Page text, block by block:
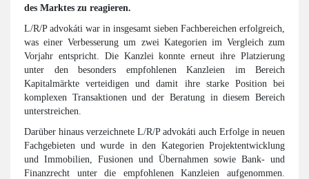
des Marktes zu reagieren.
L/R/P advokáti war in insgesamt sieben Fachbereichen erfolgreich,
was einer Verbesserung um zwei Kategorien im Vergleich zum
Vorjahr entspricht. Die Kanzlei konnte erneut ihre Platzierung
unter den besonders empfohlenen Kanzleien im Bereich
Kapitalmärkte verteidigen und damit ihre starke Position bei
komplexen Transaktionen und der Beratung in diesem Bereich
unterstreichen.
Darüber hinaus verzeichnete L/R/P advokáti auch Erfolge in neuen
Fachgebieten und wurde in den Kategorien Projektentwicklung
und Immobilien, Fusionen und Übernahmen sowie Bank- und
Finanzrecht unter die empfohlenen Kanzleien aufgenommen.